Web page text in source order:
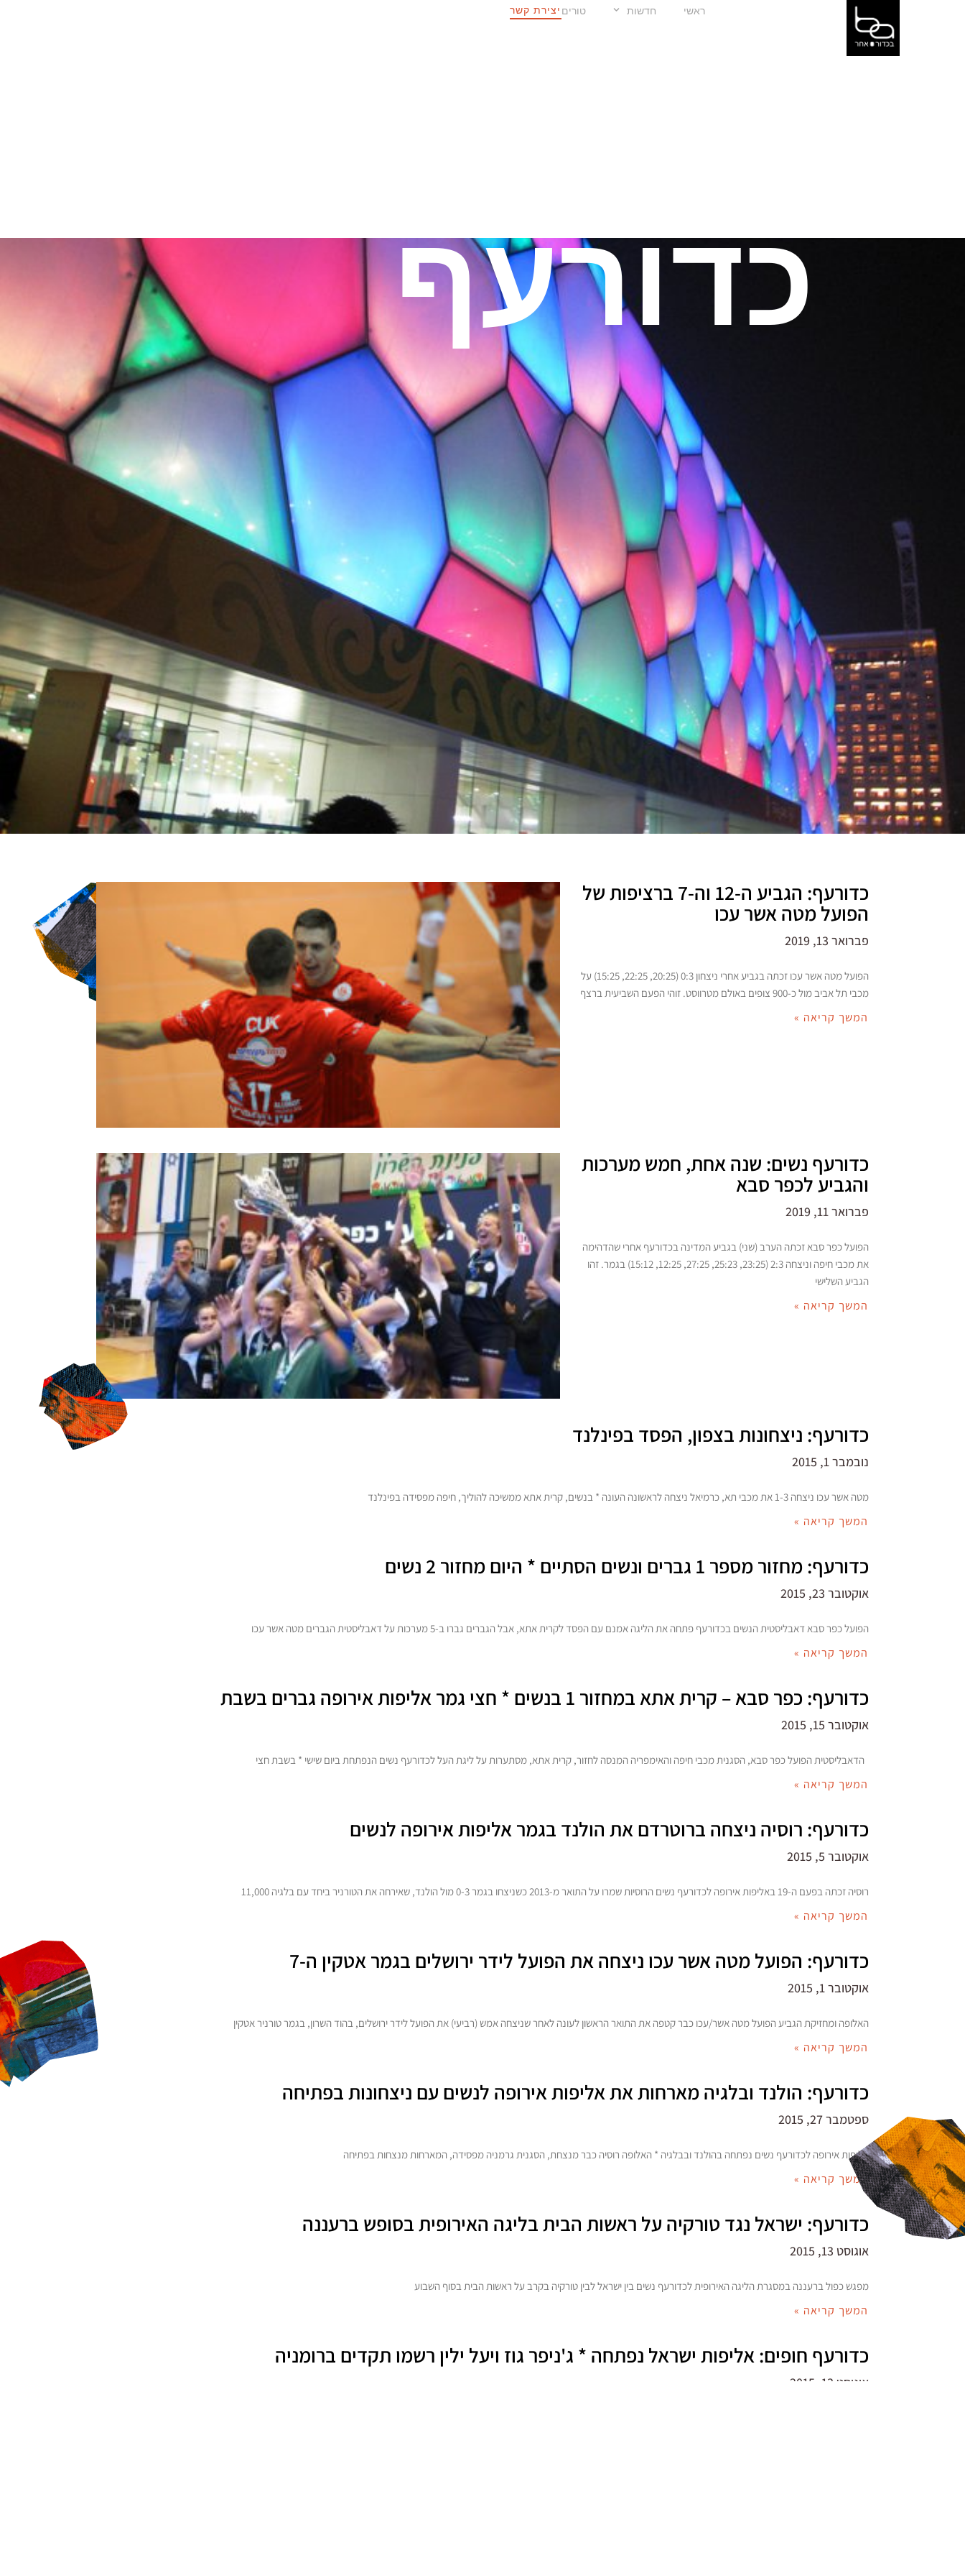
ראשי חדשות טוריםיצירת קשר
כדורעף
כדורעף: הגביע ה-12 וה-7 ברציפות של
הפועל מטה אשר עכו
פברואר 13, 2019
הפועל מטה אשר עכו זכתה בגביע אחרי ניצחון 0:3 (20:25, 22:25, 15:25) על
מכבי תל אביב מול כ-900 צופים באולם מטרווסט. זוהי הפעם השביעית ברצף
המשך קריאה »
כדורעף נשים: שנה אחת, חמש מערכות
והגביע לכפר סבא
פברואר 11, 2019
הפועל כפר סבא זכתה הערב (שני) בגביע המדינה בכדורעף אחרי שהדהימה
את מכבי חיפה וניצחה 2:3 (23:25, 25:23, 27:25, 12:25, 15:12) בגמר. זהו
הגביע השלישי
המשך קריאה »
כדורעף: ניצחונות בצפון, הפסד בפינלנד
נובמבר 1, 2015
מטה אשר עכו ניצחה 1-3 את מכבי תא, כרמיאל ניצחה לראשונה העונה * בנשים, קרית אתא ממשיכה להוליך, חיפה מפסידה בפינלנד
המשך קריאה »
כדורעף: מחזור מספר 1 גברים ונשים הסתיים * היום מחזור 2 נשים
אוקטובר 23, 2015
הפועל כפר סבא דאבליסטית הנשים בכדורעף פתחה את הליגה אמנם עם הפסד לקרית אתא, אבל הגברים גברו ב-5 מערכות על דאבליסטית הגברים מטה אשר עכו
המשך קריאה »
כדורעף: כפר סבא – קרית אתא במחזור 1 בנשים * חצי גמר אליפות אירופה גברים בשבת
אוקטובר 15, 2015
הדאבליסטית הפועל כפר סבא, הסגנית מכבי חיפה והאימפריה המנסה לחזור, קרית אתא, מסתערות על ליגת העל לכדורעף נשים הנפתחת ביום שישי * בשבת חצי
המשך קריאה »
כדורעף: רוסיה ניצחה ברוטרדם את הולנד בגמר אליפות אירופה לנשים
אוקטובר 5, 2015
רוסיה זכתה בפעם ה-19 באליפות אירופה לכדורעף נשים הרוסיות שמרו על התואר מ-2013 כשניצחו בגמר 0-3 מול הולנד, שאירחה את הטורניר ביחד עם בלגיה 11,000
המשך קריאה »
כדורעף: הפועל מטה אשר עכו ניצחה את הפועל לידר ירושלים בגמר אטקין ה-7
אוקטובר 1, 2015
האלופה ומחזיקת הגביע הפועל מטה אשר/עכו כבר קטפה את התואר הראשון לעונה לאחר שניצחה אמש (רביעי) את הפועל לידר ירושלים, בהוד השרון, בגמר טורניר אטקין
המשך קריאה »
כדורעף: הולנד ובלגיה מארחות את אליפות אירופה לנשים עם ניצחונות בפתיחה
ספטמבר 27, 2015
אליפות אירופה לכדורעף נשים נפתחה בהולנד ובבלגיה * האלופה רוסיה כבר מנצחת, הסגנית גרמניה מפסידה, המארחות מנצחות בפתיחה
המשך קריאה »
כדורעף: ישראל נגד טורקיה על ראשות הבית בליגה האירופית בסופש ברעננה
אוגוסט 13, 2015
מפגש כפול ברעננה במסגרת הליגה האירופית לכדורעף נשים בין ישראל לבין טורקיה בקרב על ראשות הבית בסוף השבוע
המשך קריאה »
כדורעף חופים: אליפות ישראל נפתחה * ג'ניפר גוז ויעל ילין רשמו תקדים ברומניה
אוגוסט 13, 2015